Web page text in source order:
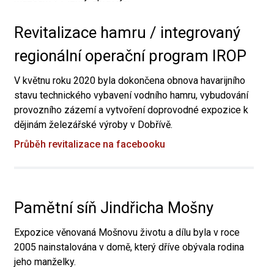
Revitalizace hamru / integrovaný
regionální operační program IROP
V květnu roku 2020 byla dokončena obnova havarijního
stavu technického vybavení vodního hamru, vybudování
provozního zázemí a vytvoření doprovodné expozice k
dějinám železářské výroby v Dobřívě.
Průběh revitalizace na facebooku
Pamětní síň Jindřicha Mošny
Expozice věnovaná Mošnovu životu a dílu byla v roce
2005 nainstalována v domě, který dříve obývala rodina
jeho manželky.